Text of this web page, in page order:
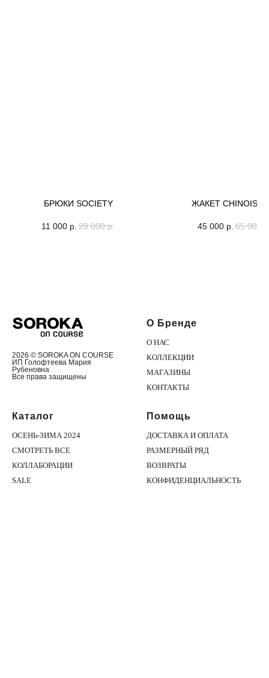
БРЮКИ SOCIETY
11 000 р. 29 000 р.
ЖАКЕТ
45 000 р. 65 000
2026 © SOROKA ON COURSE
ИП Голофтеева Мария
Рубеновна
Все права защищены
О Бренде
О НАС
КОЛЛЕКЦИИ
МАГАЗИНЫ
КОНТАКТЫ
Каталог
ОСЕНЬ-ЗИМА 2024
СМОТРЕТЬ ВСЕ
КОЛЛАБОРАЦИИ
SALE
Помощь
ДОСТАВКА И ОПЛАТА
РАЗМЕРНЫЙ РЯД
ВОЗВРАТЫ
КОНФИДЕНЦИАЛЬНОСТЬ